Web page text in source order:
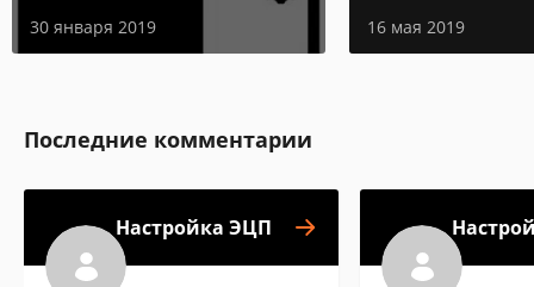
30 января 2019 16 мая 2019
Последние комментарии
Настройка ЭЦП